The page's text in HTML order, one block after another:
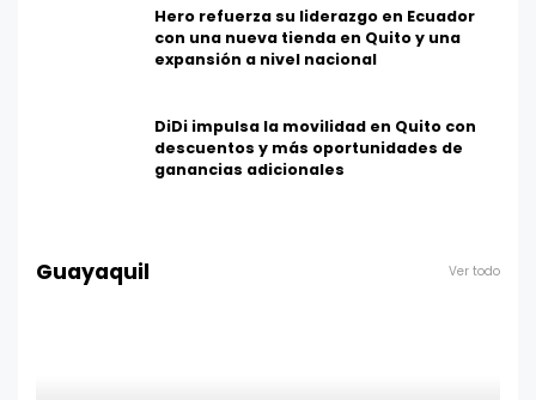
Hero refuerza su liderazgo en Ecuador
con una nueva tienda en Quito y una
expansión a nivel nacional
DiDi impulsa la movilidad en Quito con
descuentos y más oportunidades de
ganancias adicionales
Guayaquil Ver todo